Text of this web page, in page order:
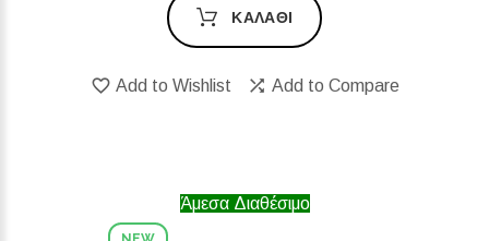
ΚΑΛΆΘΙ
Add to Wishlist Add to Compare
Άμεσα Διαθέσιμο